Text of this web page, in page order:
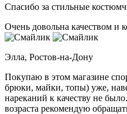
Спасибо за стильные
Очень довольна качеством и
Элла, Ростов-на-Дону
Покупаю в этом магазине
брюки, майки, топы) уже,
нареканий к качеству не
возраста рекомендую